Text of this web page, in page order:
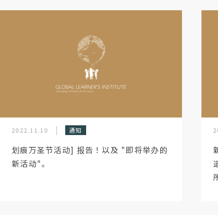
2022.11.10 通知
划痕万圣节活动] 报告！以及 "即将举办的
新活动"。